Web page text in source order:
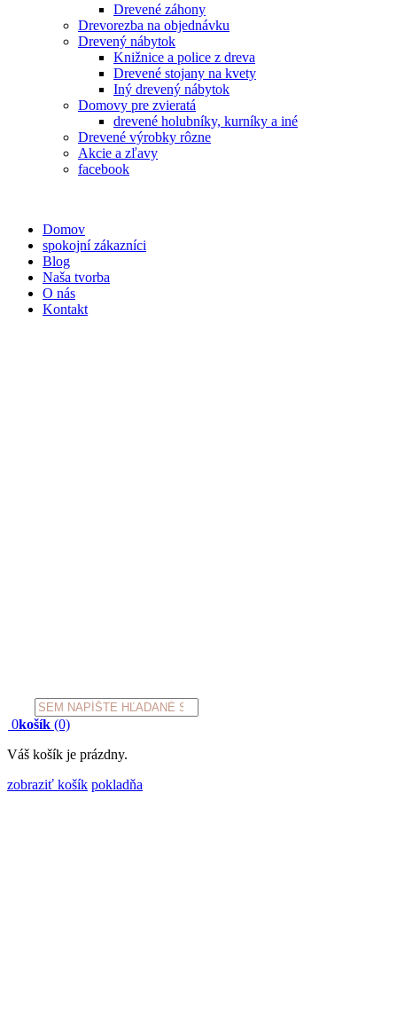
Drevené záhony
Drevorezba na objednávku
Drevený nábytok
Knižnice a police z dreva
Drevené stojany na kvety
Iný drevený nábytok
Domovy pre zvieratá
drevené holubníky, kurníky a iné
Drevené výrobky rôzne
Akcie a zľavy
facebook
Domov
spokojní zákazníci
Blog
Naša tvorba
O nás
Kontakt
Products
search
0košík (0)
Váš košík je prázdny.
zobraziť košík pokladňa